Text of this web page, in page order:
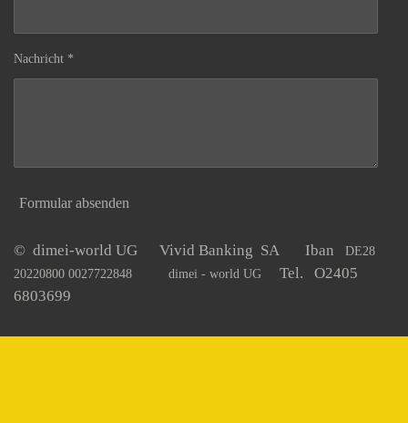
Nachricht *
Formular absenden
© dimei-world UG Vivid Banking SA Iban
DE28
20220800 0027722848 dimei - world UG Tel. O2405
6803699